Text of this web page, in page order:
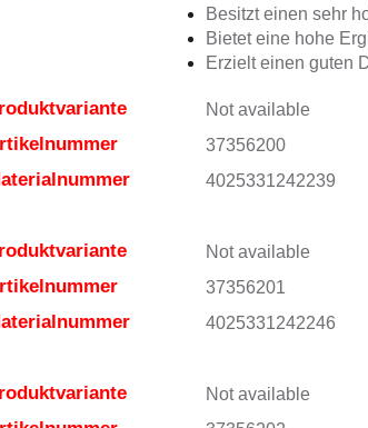
Besitzt einen sehr
Bietet eine hohe
Erzielt einen guten
Not available
37356200
4025331242239
Not available
37356201
4025331242246
Not available